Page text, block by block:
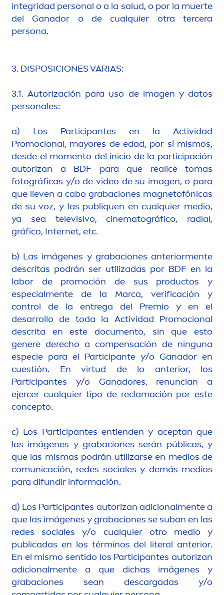
integridad personal o a la salud, o por la muerte
del Ganador o de cualquier otra tercera
persona.
3. DISPOSICIONES VARIAS:
3.1. Autorización para uso de imagen y datos
personales:
a) Los Participantes en la Actividad
Promocional, mayores de edad, por sí mismos,
desde el momento del inicio de la participación
autorizan a BDF para que realice tomas
fotográficas y/o de video de su imagen, o para
que lleven a cabo grabaciones magnetofónicas
de su voz, y las publiquen en cualquier medio,
ya sea televisivo, cinematográfico, radial,
gráfico, Internet, etc.
b) Las imágenes y grabaciones anteriormente
descritas podrán ser utilizadas por BDF en la
labor de promoción de sus productos y
especialmente de la Marca, verificación y
control de la entrega del Premio y en el
desarrollo de toda la Actividad Promocional
descrita en este documento, sin que esto
genere derecho a compensación de ninguna
especie para el Participante y/o Ganador en
cuestión. En virtud de lo anterior, los
Participantes y/o Ganadores, renuncian a
ejercer cualquier tipo de reclamación por este
concepto.
c) Los Participantes entienden y aceptan que
las imágenes y grabaciones serán públicas, y
que las mismas podrán utilizarse en medios de
comunicación, redes sociales y demás medios
para difundir información.
d) Los Participantes autorizan adicionalmente a
que las imágenes y grabaciones se suban en las
redes sociales y/o cualquier otro medio y
publicadas en los términos del literal anterior.
En el mismo sentido los Participantes autorizan
adicionalmente a que dichas imágenes y
grabaciones sean descargadas y/o